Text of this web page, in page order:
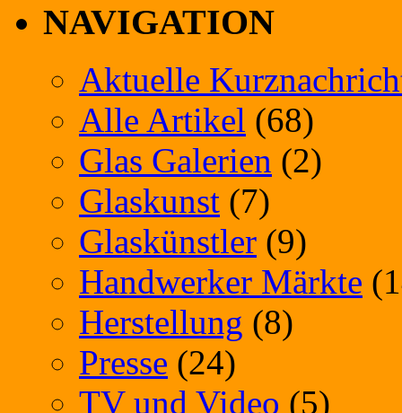
NAVIGATION
Aktuelle
Alle Artikel (68)
Glas Galerien (2)
Glaskunst (7)
Glaskünstler (9)
Handwerker Märkte
Herstellung (8)
Presse (24)
TV und Video (5)